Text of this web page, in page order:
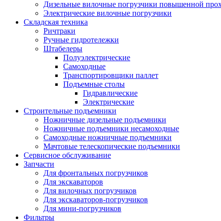
Дизельные вилочные погрузчики повышенной
Электрические вилочные погрузчики
Складская техника
Ричтраки
Ручные гидротележки
Штабелеры
Полуэлектрические
Самоходные
Транспортировщики паллет
Подъемные столы
Гидравлические
Электрические
Строительные подъемники
Ножничные дизельные подъемники
Ножничные подъемники несамоходные
Самоходные ножничные подъемники
Мачтовые телескопические подъемники
Сервисное обслуживание
Запчасти
Для фронтальных погрузчиков
Для экскаваторов
Для вилочных погрузчиков
Для экскаваторов-погрузчиков
Для мини-погрузчиков
Фильтры